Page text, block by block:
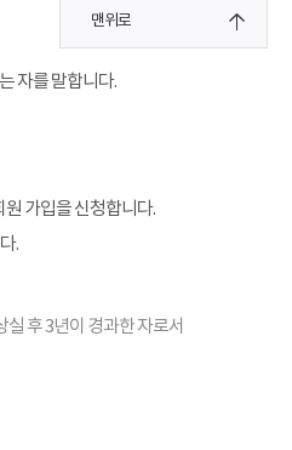
맨위로
자를 말합니다.
가입을 신청합니다.
.
후 3년이 경과한 자로서